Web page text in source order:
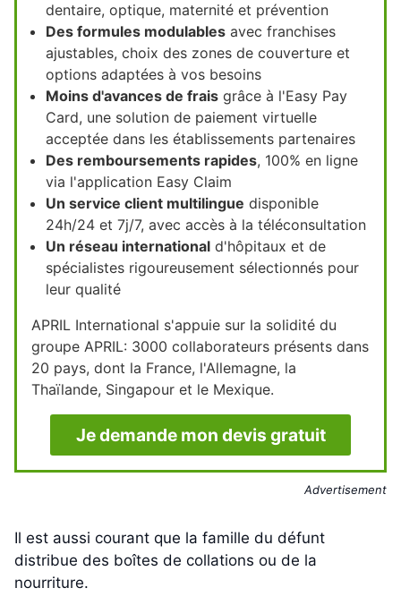
dentaire, optique, maternité et prévention
Des formules modulables avec franchises
ajustables, choix des zones de couverture et
options adaptées à vos besoins
Moins d'avances de frais grâce à l'Easy Pay
Card, une solution de paiement virtuelle
acceptée dans les établissements partenaires
Des remboursements rapides, 100% en ligne
via l'application Easy Claim
Un service client multilingue disponible
24h/24 et 7j/7, avec accès à la téléconsultation
Un réseau international d'hôpitaux et de
spécialistes rigoureusement sélectionnés pour
leur qualité
APRIL International s'appuie sur la solidité du
groupe APRIL: 3000 collaborateurs présents dans
20 pays, dont la France, l'Allemagne, la
Thaïlande, Singapour et le Mexique.
Je demande mon devis gratuit
Advertisement
Il est aussi courant que la famille du défunt
distribue des boîtes de collations ou de la
nourriture.